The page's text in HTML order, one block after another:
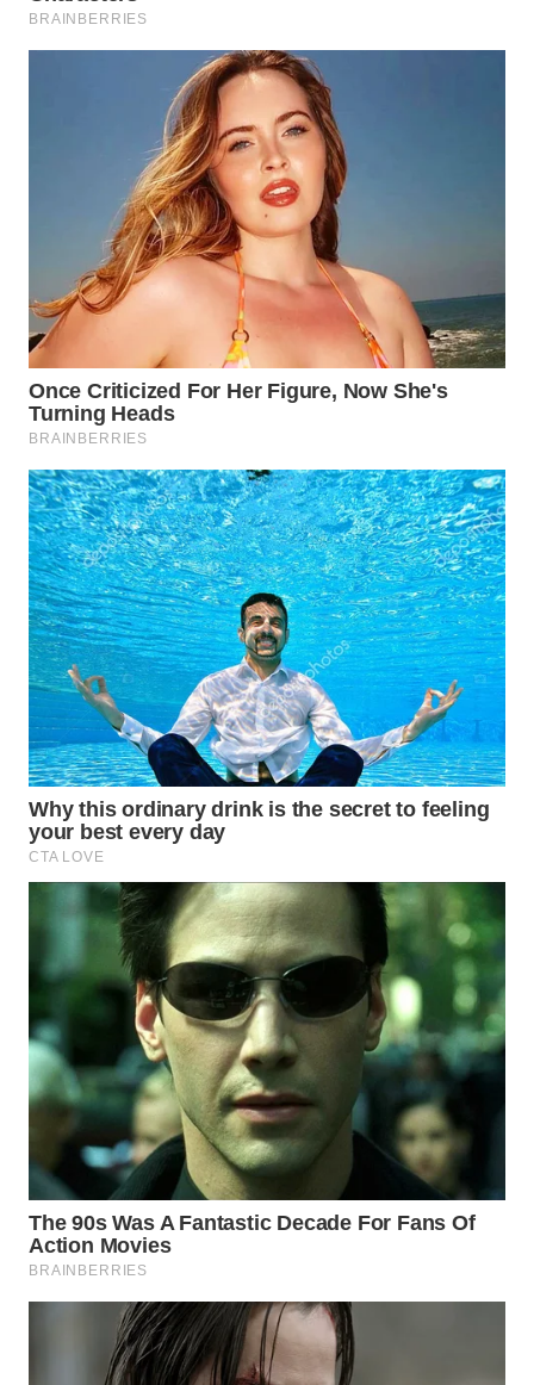
SAMOSIR
WN
LAWAS
WN
SUMEDANG
WN
CIANJUR
WN
KEPULAUAN
SERIBU
WN
TANGERANG
WN
BINJAI
INDRAMAYU
WN
KUNINGAN
WN
MAJALENGKA
WN
SUKABUMI